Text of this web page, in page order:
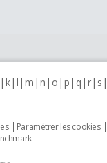
k l m n o p q r s
Paramétrer les cookies